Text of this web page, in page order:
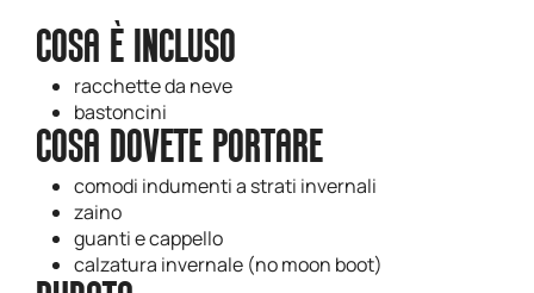
COSA È INCLUSO
racchette da neve
bastoncini
COSA DOVETE PORTARE
comodi indumenti a strati invernali
zaino
guanti e cappello
calzatura invernale (no moon boot)